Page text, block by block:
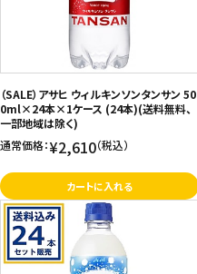
（SALE）アサヒ ウィルキンソンタンサン 50
0ml×24本×1ケース (24本)(送料無料、
一部地域は除く)
通常価格：¥2,610（税込）
カートに入れる